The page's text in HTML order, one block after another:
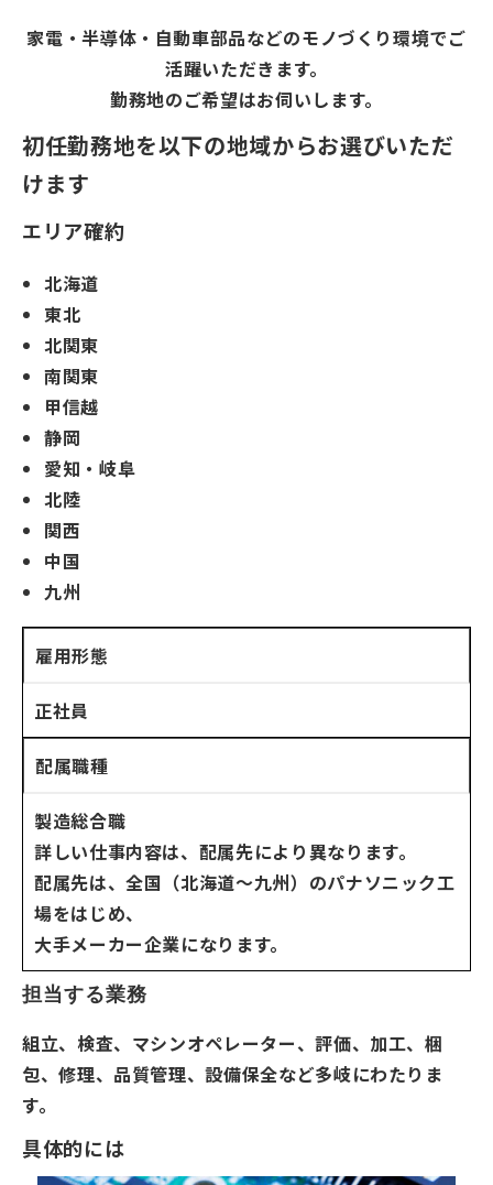
家電・半導体・自動車部品などのモノづくり環境でご
活躍いただきます。
勤務地のご希望はお伺いします。
初任勤務地を以下の地域からお選びいただ
けます
エリア確約
北海道
東北
北関東
南関東
甲信越
静岡
愛知・岐阜
北陸
関西
中国
九州
雇用形態
正社員
配属職種
製造総合職
詳しい仕事内容は、配属先により異なります。
配属先は、全国（北海道～九州）のパナソニック工
場をはじめ、
大手メーカー企業になります。
担当する業務
組立、検査、マシンオペレーター、評価、加工、梱
包、修理、品質管理、設備保全など多岐にわたりま
す。
具体的には